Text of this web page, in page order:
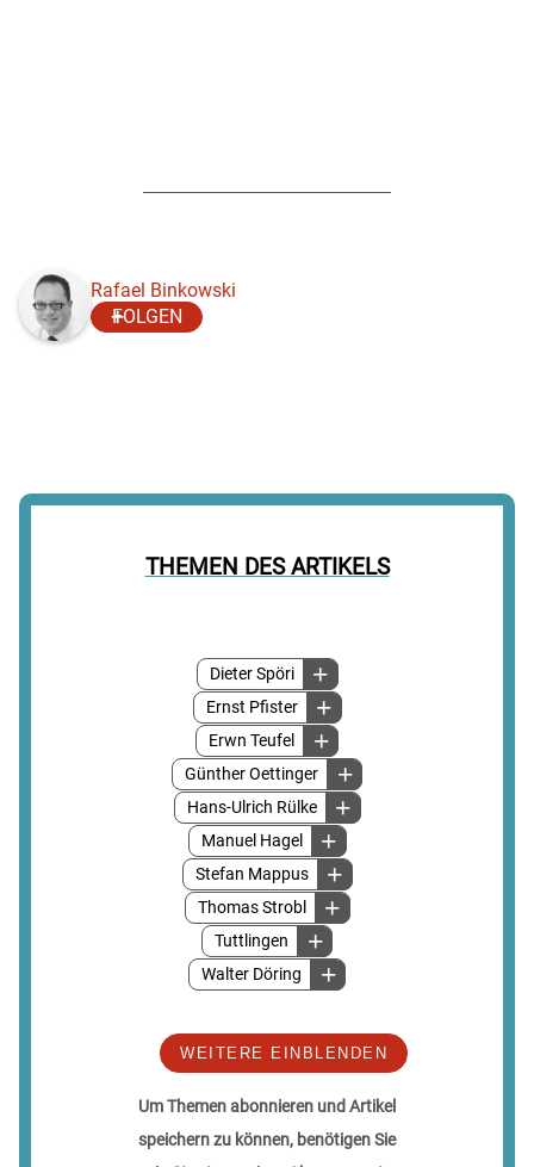
THEMEN DES ARTIKELS
Dieter Spöri
Ernst Pfister
Erwn Teufel
Günther Oettinger
Hans-Ulrich Rülke
Manuel Hagel
Stefan Mappus
Thomas Strobl
Tuttlingen
Walter Döring
WEITERE EINBLENDEN
Um Themen abonnieren und Artikel
speichern zu können, benötigen Sie
Rafael Binkowski
FOLGEN